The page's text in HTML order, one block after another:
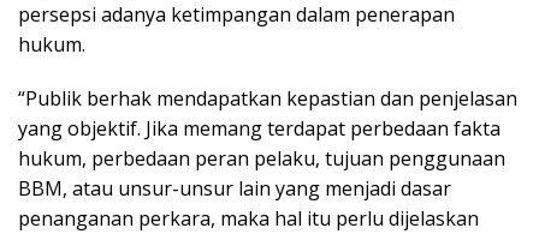
persepsi adanya ketimpangan dalam penerapan
hukum.
“Publik berhak mendapatkan kepastian dan penjelasan
yang objektif. Jika memang terdapat perbedaan fakta
hukum, perbedaan peran pelaku, tujuan penggunaan
BBM, atau unsur-unsur lain yang menjadi dasar
penanganan perkara, maka hal itu perlu dijelaskan